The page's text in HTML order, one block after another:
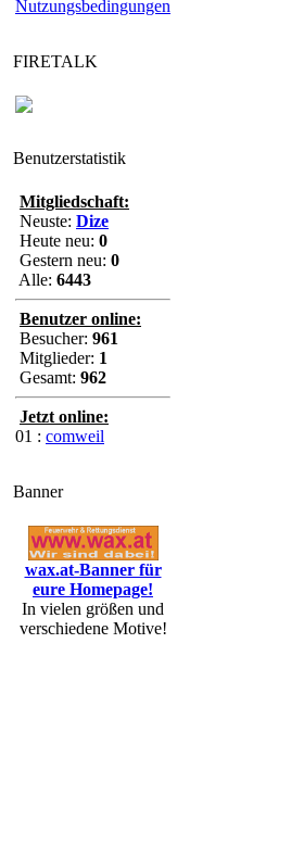
Nutzungsbedingungen
FIRETALK
Benutzerstatistik
Mitgliedschaft:
Neuste: Dize
Heute neu: 0
Gestern neu: 0
Alle: 6443
Benutzer online:
Besucher: 961
Mitglieder: 1
Gesamt: 962
Jetzt online:
01 : comweil
Banner
wax.at-Banner für
eure Homepage!
In vielen größen und
verschiedene Motive!